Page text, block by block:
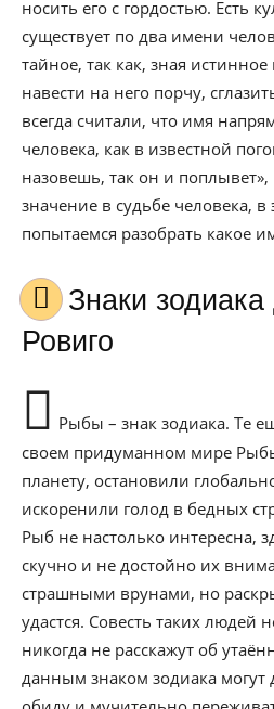
носить его с гордостью. Есть
существует по два имени
тайное, так как, зная
навести на него порчу,
всегда считали, что имя
человека, как в известной
назовешь, так он и
значение в судьбе человека, в
попытаемся разобрать какое
Знаки зодиака для имени
Ровиго
Рыбы – знак зодиака. Те
своем придуманном мире
планету, остановили
искоренили голод в бедных
Рыб не настолько интересна,
скучно и не достойно их
страшными врунами, но
удастся. Совесть таких людей
никогда не расскажут об
данным знаком зодиака могут